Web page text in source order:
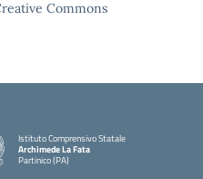
Commons
Istituto Comprensivo Statale
Archimede La Fata
Partinico (PA)